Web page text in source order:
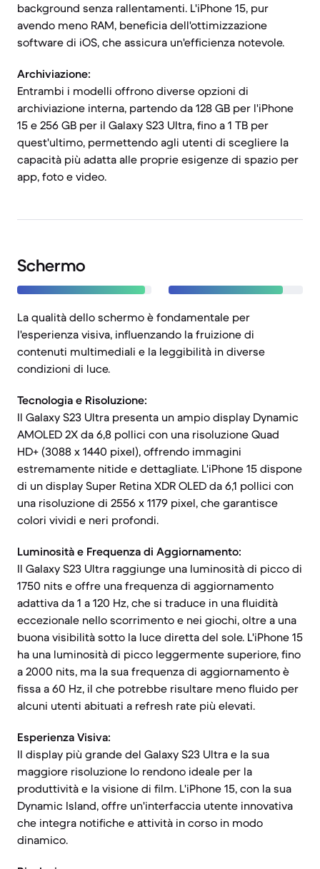
background senza rallentamenti. L'iPhone 15, pur
avendo meno RAM, beneficia dell'ottimizzazione
software di iOS, che assicura un'efficienza notevole.
Archiviazione:
Entrambi i modelli offrono diverse opzioni di
archiviazione interna, partendo da 128 GB per l'iPhone
15 e 256 GB per il Galaxy S23 Ultra, fino a 1 TB per
quest'ultimo, permettendo agli utenti di scegliere la
capacità più adatta alle proprie esigenze di spazio per
app, foto e video.
Schermo
La qualità dello schermo è fondamentale per
l'esperienza visiva, influenzando la fruizione di
contenuti multimediali e la leggibilità in diverse
condizioni di luce.
Tecnologia e Risoluzione:
Il Galaxy S23 Ultra presenta un ampio display Dynamic
AMOLED 2X da 6,8 pollici con una risoluzione Quad
HD+ (3088 x 1440 pixel), offrendo immagini
estremamente nitide e dettagliate. L'iPhone 15 dispone
di un display Super Retina XDR OLED da 6,1 pollici con
una risoluzione di 2556 x 1179 pixel, che garantisce
colori vividi e neri profondi.
Luminosità e Frequenza di Aggiornamento:
Il Galaxy S23 Ultra raggiunge una luminosità di picco di
1750 nits e offre una frequenza di aggiornamento
adattiva da 1 a 120 Hz, che si traduce in una fluidità
eccezionale nello scorrimento e nei giochi, oltre a una
buona visibilità sotto la luce diretta del sole. L'iPhone 15
ha una luminosità di picco leggermente superiore, fino
a 2000 nits, ma la sua frequenza di aggiornamento è
fissa a 60 Hz, il che potrebbe risultare meno fluido per
alcuni utenti abituati a refresh rate più elevati.
Esperienza Visiva:
Il display più grande del Galaxy S23 Ultra e la sua
maggiore risoluzione lo rendono ideale per la
produttività e la visione di film. L'iPhone 15, con la sua
Dynamic Island, offre un'interfaccia utente innovativa
che integra notifiche e attività in corso in modo
dinamico.